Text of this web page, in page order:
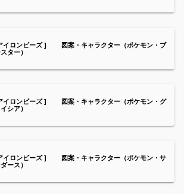
イロンビーズ ] 図案・キャラクター（ポケモン・ブ
ター）
イロンビーズ ] 図案・キャラクター（ポケモン・グ
シア）
イロンビーズ ] 図案・キャラクター（ポケモン・サ
ース）